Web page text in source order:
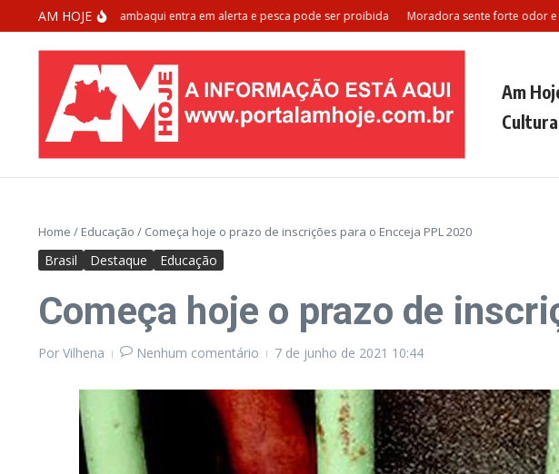
Ir para o conteúdo
AM HOJE
de extinção: Tambaqui entra em alerta e pesca pode ser proibida Moradora sente forte odor e
Am
Cultura
Home / Educação / Começa hoje o prazo de inscrições para o Encceja PPL 2020
Brasil Destaque Educação
Começa hoje o prazo de
Por Vilhena Nenhum comentário 7 de junho de 2021 10:44